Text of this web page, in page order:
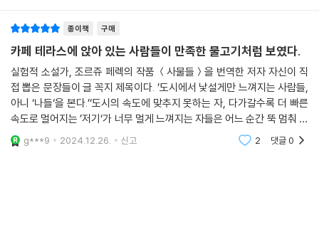
종이책 구매
카페 테라스에 앉아 있는 사람들이 만족한 물고기처럼 보였다.
실험적 소설가, 조르쥬 페렉의 작품 ＜사물들＞을 번역한 저자 자신이 직
접 뽑은 문장들이 글 꼭지 제목이다. ’도시에서 낯설게만 느껴지는 사람들,
아니 ‘나들‘을 본다.’‘도시의 속도에 맞추지 못하는 자, 다가갈수록 더 빠른
속도로 멀어지는 ’저기‘가 너무 멀게 느껴지는 자들은 어느 순간 뚝 멈춰 선
다.’ 이 책을 읽는 것과도 닮은 문장이다. 여기에 매력이 있다. 읽다가 문
g***9 2024.12.26. 신고 2 댓글0